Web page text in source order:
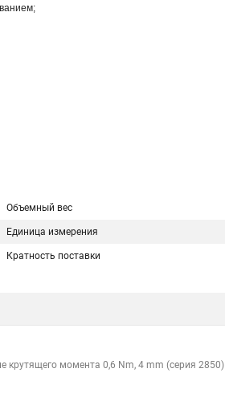
Объемный вес
Единица измерения
Кратность поставки
крутящего момента 0,6 Nm, 4 mm (серия 2850)